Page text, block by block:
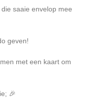
saaie envelop mee
geven!
met een kaart om
🎉